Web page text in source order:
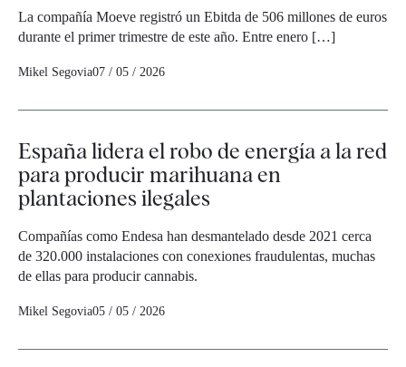
La compañía Moeve registró un Ebitda de 506 millones de euros
durante el primer trimestre de este año. Entre enero […]
Mikel Segovia07 / 05 / 2026
España lidera el robo de energía a la red
para producir marihuana en
plantaciones ilegales
Compañías como Endesa han desmantelado desde 2021 cerca
de 320.000 instalaciones con conexiones fraudulentas, muchas
de ellas para producir cannabis.
Mikel Segovia05 / 05 / 2026